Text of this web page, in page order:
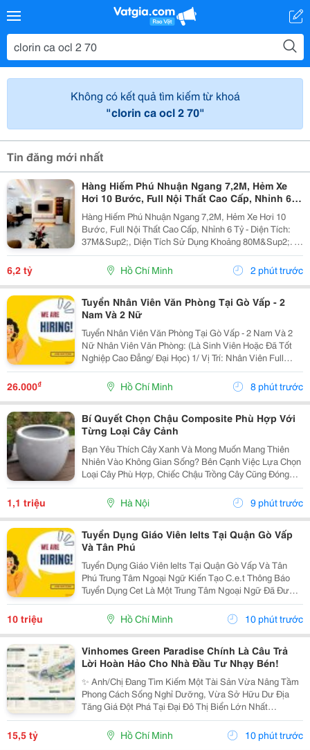
Không có kết quả tìm kiếm từ khoá
"clorin ca ocl 2 70"
Tin đăng mới nhất
Hàng Hiếm Phú Nhuận Ngang 7,2M, Hẻm Xe
Hơi 10 Bước, Full Nội Thất Cao Cấp, Nhỉnh 6
Tỷ
Hàng Hiếm Phú Nhuận Ngang 7,2M, Hẻm Xe Hơi 10
Bước, Full Nội Thất Cao Cấp, Nhỉnh 6 Tỷ - Diện Tích:
37M&Sup2;, Diện Tích Sử Dụng Khoảng 80M&Sup2;. -
Kết Cấu: 1 Trệt 1 Lầu, Gồm 3 Phòng Ngủ, 2 Wc; Có 1
Phòng Ngủ Tầng Trệt, Ban Công Thông 2 Phòng...
6,2 tỷ Hồ Chí Minh 2 phút trước
Tuyển Nhân Viên Văn Phòng Tại Gò Vấp - 2
Nam Và 2 Nữ
Tuyển Nhân Viên Văn Phòng Tại Gò Vấp - 2 Nam Và 2
Nữ Nhân Viên Văn Phòng: (Là Sinh Viên Hoặc Đã Tốt
Nghiệp Cao Đẳng/ Đại Học) 1/ Vị Trí: Nhân Viên Full
Time (2 Nam 2 Nữ) Ca Làm: 13:00 Đến 21:00 (1 Tháng
Được Nghỉ Phép 1 Ngày, Và Hưởng Các Ngày...
26.000₫ Hồ Chí Minh 8 phút trước
Bí Quyết Chọn Chậu Composite Phù Hợp Với
Từng Loại Cây Cảnh
Bạn Yêu Thích Cây Xanh Và Mong Muốn Mang Thiên
Nhiên Vào Không Gian Sống? Bên Cạnh Việc Lựa Chọn
Loại Cây Phù Hợp, Chiếc Chậu Trồng Cây Cũng Đóng
Vai Trò Vô Cùng Quan Trọng. Không Chỉ Là Nơi Giúp
Cây Phát Triển Khỏe Mạnh, Chậu Còn Góp Phần Tạo
Nên Vẻ...
1,1 triệu Hà Nội 9 phút trước
Tuyển Dụng Giáo Viên Ielts Tại Quận Gò Vấp
Và Tân Phú
Tuyển Dụng Giáo Viên Ielts Tại Quận Gò Vấp Và Tân
Phú Trung Tâm Ngoại Ngữ Kiến Tạo C.e.t Thông Báo
Tuyển Dụng Cet Là Một Trung Tâm Ngoại Ngữ Đã Được
Thành Lập 16 Năm Chuyên Về Chương Trình Anh Văn
Học Thuật Ielts &Ndash; Toefl Ibt. Trung Tâm...
10 triệu Hồ Chí Minh 10 phút trước
Vinhomes Green Paradise Chính Là Câu Trả
Lời Hoàn Hảo Cho Nhà Đầu Tư Nhạy Bén!
✨ Anh/Chị Đang Tìm Kiếm Một Tài Sản Vừa Nâng Tầm
Phong Cách Sống Nghỉ Dưỡng, Vừa Sở Hữu Dư Địa
Tăng Giá Đột Phá Tại Đại Đô Thị Biển Lớn Nhất
Tp.hcm? Sx11-10 - Phân Khu The Haven Bay (Vịnh
Tiên) - Vinhomes Green Paradise Chính Là Câu Trả Lời
Hoàn...
15,5 tỷ Hồ Chí Minh 10 phút trước